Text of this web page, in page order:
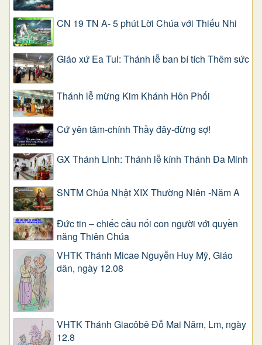
CN 19 TN A- 5 phút Lời Chúa với Thiếu Nhi
Giáo xứ Ea Tul: Thánh lễ ban bí tích Thêm sức
Thánh lễ mừng Kim Khánh Hôn Phối
Cứ yên tâm-chính Thầy đây-đừng sợ!
GX Thánh Linh: Thánh lễ kính Thánh Đa Minh
SNTM Chúa Nhật XIX Thường Niên -Năm A
Đức tin – chiếc cầu nối con người với quyền
năng Thiên Chúa
VHTK Thánh Micae Nguyễn Huy Mỹ, Giáo
dân, ngày 12.08
VHTK Thánh Giacôbê Ðỗ Mai Năm, Lm, ngày
12.8